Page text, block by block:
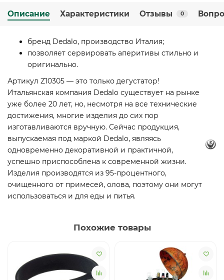
Описание Характеристики Отзывы 0
бренд Dedalo, производство Италия;
позволяет сервировать аперитивы стильно и
оригинально.
Артикул Z10305 — это только дегустатор!
Итальянская компания Dedalo существует на рынке
уже более 20 лет, но, несмотря на все технические
достижения, многие изделия до сих пор
изготавливаются вручную. Сейчас продукция,
выпускаемая под маркой Dedalo, являясь
одновременно декоративной и практичной,
успешно приспособлена к современной жизни.
Изделия производятся из 95-процентного,
очищенного от примесей, олова, поэтому они могут
использоваться и для еды и питья.
Похожие товары